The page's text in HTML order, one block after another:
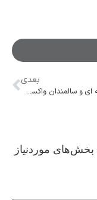
بعدی
بیماران زمینه ای و سالمندان واکسن آنفولانزا را دریافت کنند
بخش‌های موردنیاز